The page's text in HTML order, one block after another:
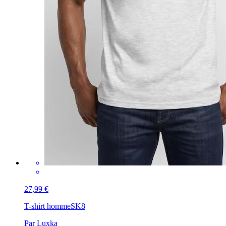
27,99 €
T-shirt hommeSK8
Par Luxka